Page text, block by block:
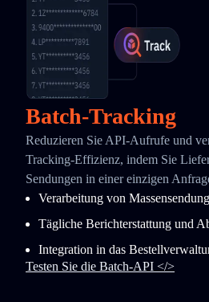
Batch-Tracking
Reduzieren Sie API-Aufrufe und
Tracking-Effizienz, indem Sie
Sendungen in einer einzigen
Verarbeitung von
Tägliche Berichterstattung und
Integration in das
Testen Sie die Batch-API </>